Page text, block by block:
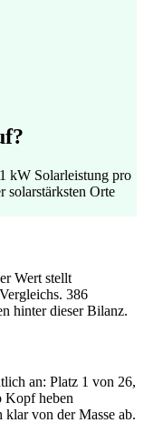
kW Solarleistung pro
solarstärksten Orte
Wert stellt
386
hinter dieser Bilanz.
an: Platz 1 von 26,
Kopf heben
klar von der Masse ab.